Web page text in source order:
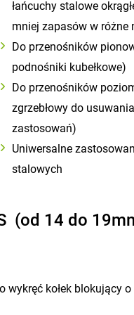
łańcuchy stalowe
mniej zapasów w różne
Do przenośników
podnośniki kubełkowe)
Do przenośników
zgrzebłowy do
zastosowań)
Uniwersalne
stalowych
(od 14 do
kołek blokujący o